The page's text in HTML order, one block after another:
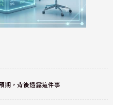
期，背後透露這件事